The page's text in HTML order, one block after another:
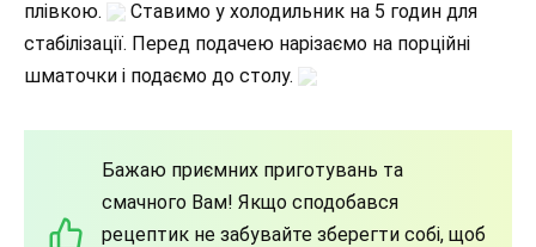
плівкою.
Ставимо у холодильник на 5 годин для
стабілізації. Перед подачею нарізаємо на порційні
шматочки і подаємо до столу.
Бажаю приємних приготувань та
смачного Вам! Якщо сподобався
рецептик не забувайте зберегти собі, щоб